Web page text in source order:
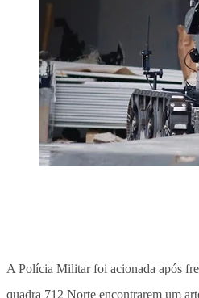
A Polícia Militar foi acionada após
quadra 712 Norte encontrarem um